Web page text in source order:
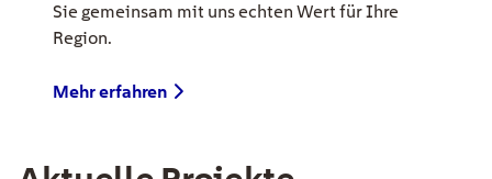
Sie gemeinsam mit uns echten Wert für Ihre
Region.
Mehr erfahren
EE Text